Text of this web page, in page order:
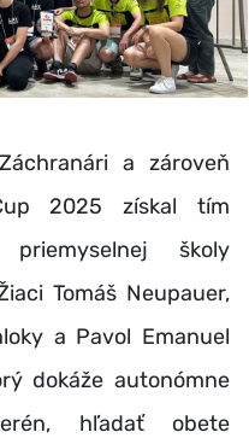
a zároveň
2025 získal tím
školy
Tomáš Neupauer,
a Pavol Emanuel
dokáže autonómne
hľadať obete